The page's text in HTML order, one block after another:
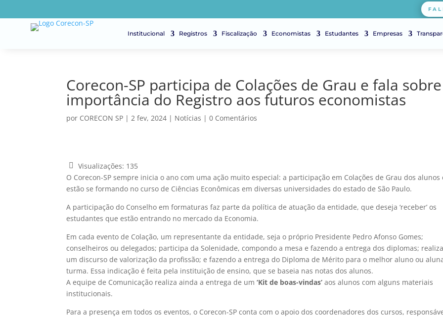
Institucional Registros Fiscalização Economistas Estudantes Empresas
Corecon-SP participa de Colações de Grau e fala
importância do Registro aos futuros economistas
por CORECON SP |2 fev, 2024 | Notícias |0 Comentários
Visualizações: 135
O Corecon-SP sempre inicia o ano com uma ação muito especial: a participação em Colações de Grau dos alunos
estão se formando no curso de Ciências Econômicas em diversas universidades do estado de São Paulo.
A participação do Conselho em formaturas faz parte da política de atuação da entidade, que deseja ‘receber’ os
estudantes que estão entrando no mercado da Economia.
Em cada evento de Colação, um representante da entidade, seja o próprio Presidente Pedro Afonso Gomes;
conselheiros ou delegados; participa da Solenidade, compondo a mesa e fazendo a entrega dos diplomas;
um discurso de valorização da profissão; e fazendo a entrega do Diploma de Mérito para o melhor aluno ou
turma. Essa indicação é feita pela instituição de ensino, que se baseia nas notas dos alunos.
A equipe de Comunicação realiza ainda a entrega de um‘Kit de boas-vindas’ aos alunos com alguns materiais
institucionais.
Para a presença em todos os eventos, o Corecon-SP conta com o apoio dos coordenadores dos cursos,